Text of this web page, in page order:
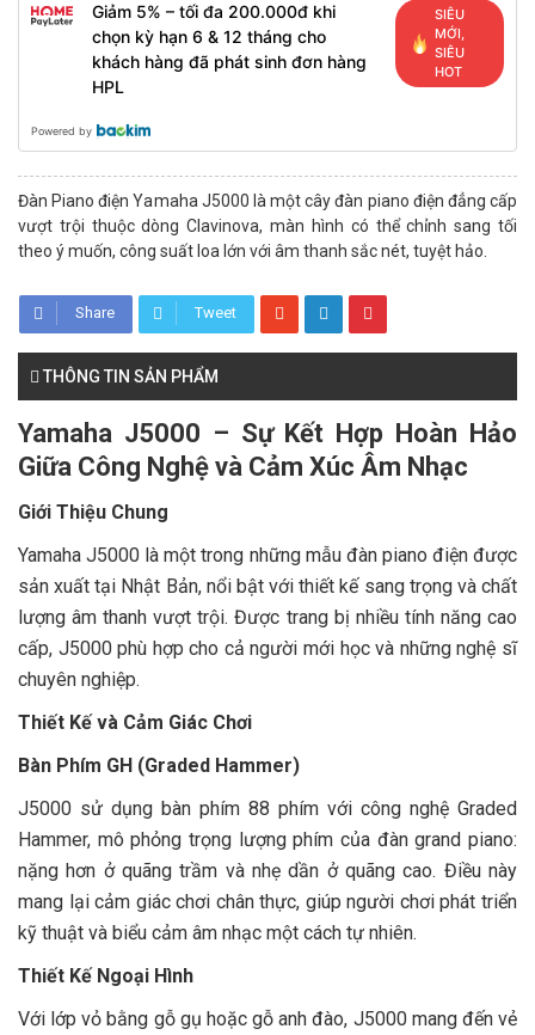
Giảm 5% – tối đa 200.000đ khi
chọn kỳ hạn 6 & 12 tháng cho
khách hàng đã phát sinh đơn hàng
HPL
SIÊU
MỚI,
SIÊU
HOT
Powered by
Đàn Piano điện Yamaha J5000 là một cây đàn piano điện đẳng cấp
vượt trội thuộc dòng Clavinova, màn hình có thể chỉnh sang tối
theo ý muốn, công suất loa lớn với âm thanh sắc nét, tuyệt hảo.
Share Tweet
THÔNG TIN SẢN PHẨM
Yamaha J5000 – Sự Kết Hợp Hoàn Hảo
Giữa Công Nghệ và Cảm Xúc Âm Nhạc
Giới Thiệu Chung
Yamaha J5000 là một trong những mẫu đàn piano điện được
sản xuất tại Nhật Bản, nổi bật với thiết kế sang trọng và chất
lượng âm thanh vượt trội. Được trang bị nhiều tính năng cao
cấp, J5000 phù hợp cho cả người mới học và những nghệ sĩ
chuyên nghiệp.
Thiết Kế và Cảm Giác Chơi
Bàn Phím GH (Graded Hammer)
J5000 sử dụng bàn phím 88 phím với công nghệ Graded
Hammer, mô phỏng trọng lượng phím của đàn grand piano:
nặng hơn ở quãng trầm và nhẹ dần ở quãng cao. Điều này
mang lại cảm giác chơi chân thực, giúp người chơi phát triển
kỹ thuật và biểu cảm âm nhạc một cách tự nhiên.
Thiết Kế Ngoại Hình
Với lớp vỏ bằng gỗ gụ hoặc gỗ anh đào, J5000 mang đến vẻ